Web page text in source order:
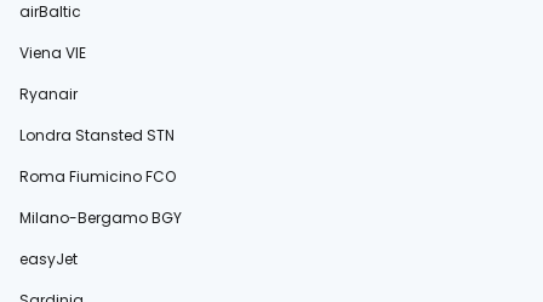
airBaltic
Viena VIE
Ryanair
Londra Stansted STN
Roma Fiumicino FCO
Milano-Bergamo BGY
easyJet